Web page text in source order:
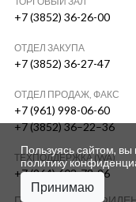
+7 (3852) 36-26-00
ОТДЕЛ ЗАКУПА
+7 (3852) 36-27-47
ОТДЕЛ ПРОДАЖ, ФАКС
+7 (961) 998-06-60
+7 (3852) 36–22–36
ТЕХПОДДЕРЖКА (WA)
+7 (964) 603-78-96
Пользуясь сайтом,
политику
Принимаю